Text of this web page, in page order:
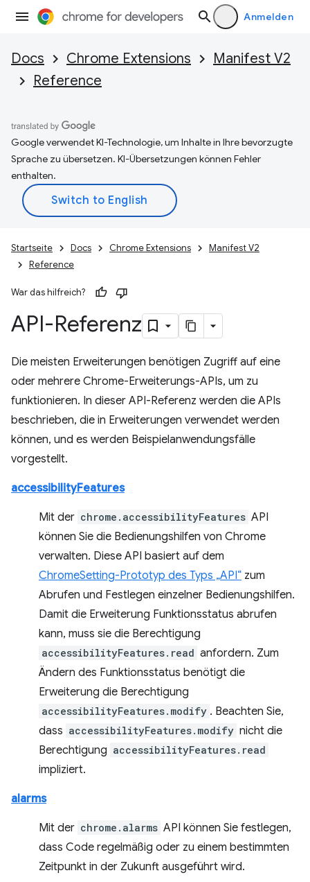
Anmelden
Docs Chrome Extensions
Manifest V2
Reference
Google verwendet KI-Technologie, um Inhalte in Ihre bevorzugte
Sprache zu übersetzen. KI-Übersetzungen können Fehler
enthalten.
Startseite Docs Chrome Extensions
Manifest V2
Reference
War das hilfreich?
API-Referenz
Die meisten Erweiterungen benötigen Zugriff auf eine
oder mehrere Chrome-Erweiterungs-APIs, um zu
funktionieren. In dieser API-Referenz werden die APIs
beschrieben, die in Erweiterungen verwendet werden
können, und es werden Beispielanwendungsfälle
vorgestellt.
accessibilityFeatures
Mit der chrome.accessibilityFeatures API
können Sie die Bedienungshilfen von Chrome
verwalten. Diese API basiert auf dem
ChromeSetting-Prototyp des Typs „API“ zum
Abrufen und Festlegen einzelner Bedienungshilfen.
Damit die Erweiterung Funktionsstatus abrufen
kann, muss sie die Berechtigung
accessibilityFeatures.read anfordern. Zum
Ändern des Funktionsstatus benötigt die
Erweiterung die Berechtigung
accessibilityFeatures.modify . Beachten Sie,
dass accessibilityFeatures.modify nicht die
Berechtigung accessibilityFeatures.read
impliziert.
alarms
Mit der chrome.alarms API können Sie festlegen,
dass Code regelmäßig oder zu einem bestimmten
Zeitpunkt in der Zukunft ausgeführt wird.